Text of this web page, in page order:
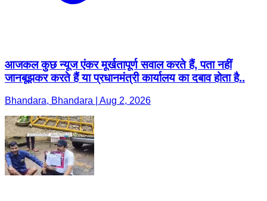
आजकल कुछ न्यूज एंकर मूर्खतापूर्ण सवाल करते हैं, पता नहीं
जानबूझकर करते हैं या प्रधानमंत्री कार्यालय का दबाव होता है..
Bhandara, Bhandara | Aug 2, 2026